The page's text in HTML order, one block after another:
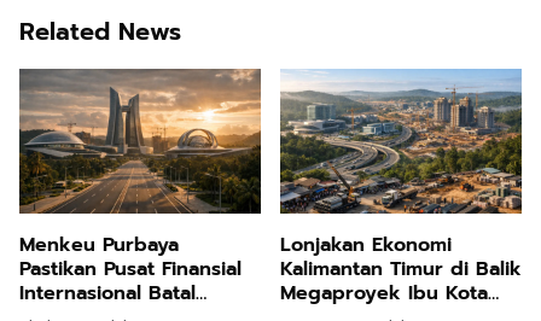
Related News
Menkeu Purbaya
Pastikan Pusat Finansial
Internasional Batal
Lonjakan Ekonomi
Kalimantan Timur di Balik
Megaproyek Ibu Kota